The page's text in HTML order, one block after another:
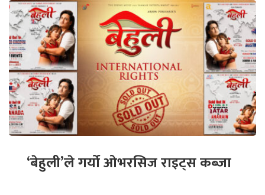
‘बेहुली’ले गर्यो ओभरसिज राइट्स कब्जा